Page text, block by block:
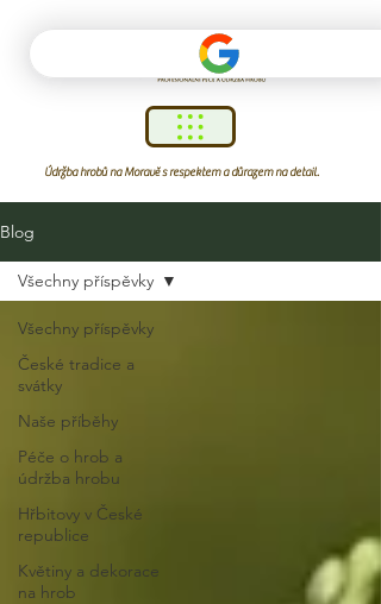
Údržba hrobů na Moravě s respektem a důrazem na detail.
Blog
Všechny příspěvky
České tradice a
svátky
Naše příběhy
Péče o hrob a
údržba hrobu
Hřbitovy v České
republice
Květiny a dekorace
na hrob
Všechny příspěvky